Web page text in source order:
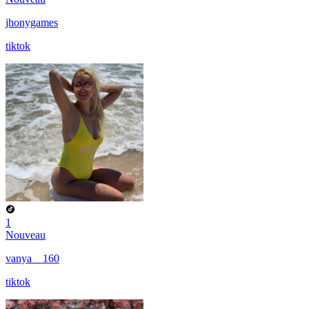
jhonygames
tiktok
1
Nouveau
vanya__160
tiktok